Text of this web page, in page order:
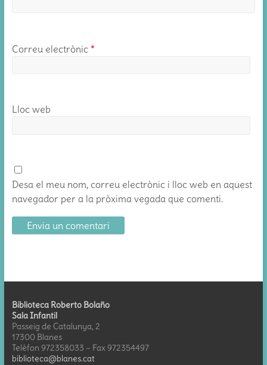
Correu electrònic *
Lloc web
Desa el meu nom, correu electrònic i lloc web en aquest
navegador per a la pròxima vegada que comenti.
Biblioteca Roberto Bolaño
Sala Infantil
Passeig de Catalunya, 2
17300 Blanes
Telèfon 972358033 – Fax 972354497
biblioteca@blanes.cat